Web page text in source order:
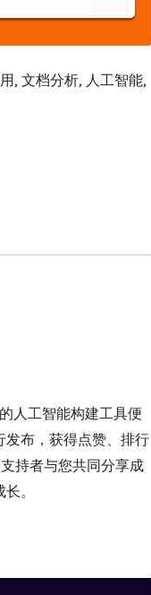
, 文档分析, 人工智能,
人工智能构建工具便
发布，获得点赞、排行
持者与您共同分享成
。